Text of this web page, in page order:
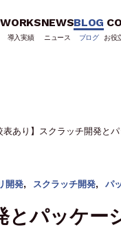
WORKS
導入実績
NEWS
ニュース
BLOG
ブログ お役
表あり】スクラッチ開発と
開発, スクラッチ開発, パ
とパッケー